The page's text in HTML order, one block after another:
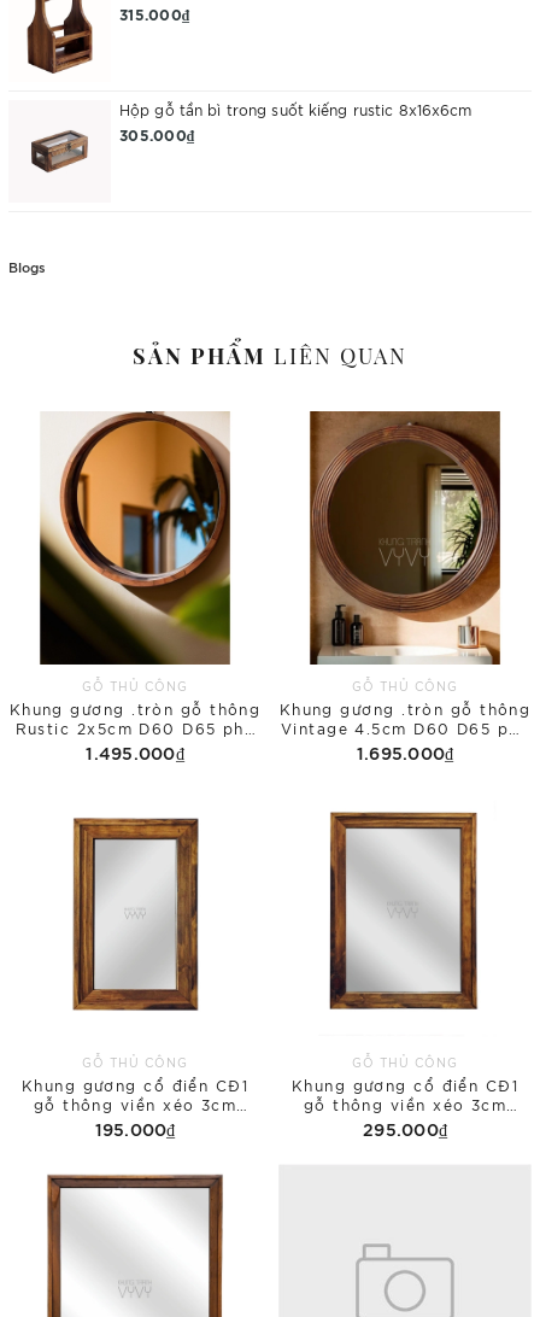
315.000₫
Hộp gỗ tần bì trong suốt kiếng rustic 8x16x6cm
305.000₫
Blogs
SẢN PHẨM LIÊN QUAN
GỖ THỦ CÔNG
Khung gương .tròn gỗ thông
Rustic 2x5cm D60 D65 phủ
bì
1.495.000₫
GỖ THỦ CÔNG
Khung gương .tròn gỗ thông
Vintage 4.5cm D60 D65 phủ
bì
1.695.000₫
GỖ THỦ CÔNG
Khung gương cổ điển CĐ1
gỗ thông viền xéo 3cm
20x30 phủ bì
195.000₫
GỖ THỦ CÔNG
Khung gương cổ điển CĐ1
gỗ thông viền xéo 3cm
30x40 phủ bì
295.000₫